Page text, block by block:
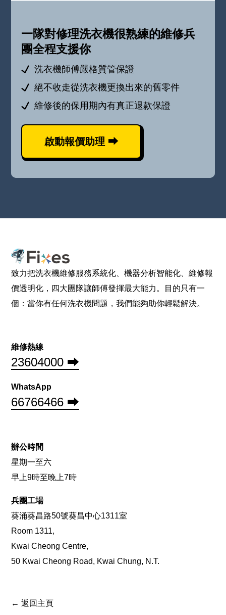
一隊對修理洗衣機很熟練的維修兵
團全程支援你
洗衣機師傅嚴格質管保證
絕不收走從洗衣機更換出來的舊零件
維修後的保用期內有真正退款保證
啟動報價助理 ⮕
致力把洗衣機維修服務系統化、機器分析智能化、維修報
價透明化，四大團隊讓師傅發揮最大能力。目的只有一
個：當你有任何洗衣機問題，我們能夠助你輕鬆解決。
維修熱線
23604000 ⮕
WhatsApp
66766466 ⮕
辦公時間
星期一至六
早上9時至晚上7時
兵團工場
葵涌葵昌路50號葵昌中心1311室
Room 1311,
Kwai Cheong Centre,
50 Kwai Cheong Road, Kwai Chung, N.T.
← 返回主頁